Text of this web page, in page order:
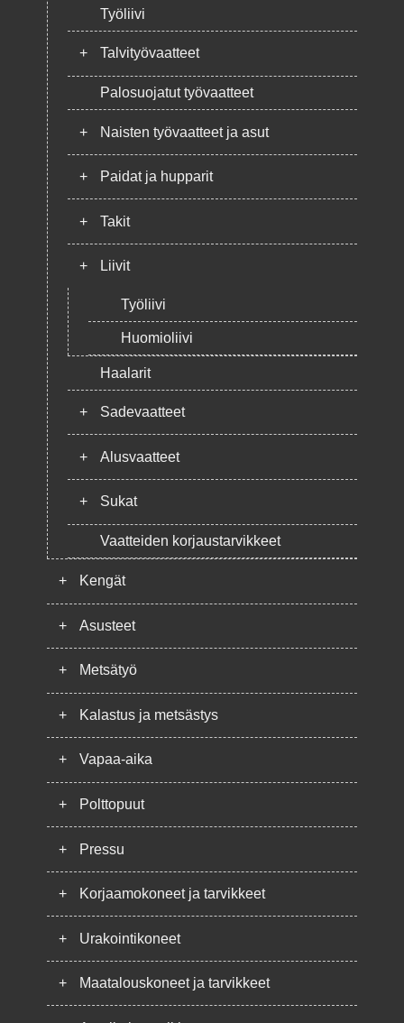
Työliivi
+ Talvityövaatteet
Palosuojatut työvaatteet
+ Naisten työvaatteet ja asut
+ Paidat ja hupparit
+ Takit
+ Liivit
Työliivi
Huomioliivi
Haalarit
+ Sadevaatteet
+ Alusvaatteet
+ Sukat
Vaatteiden korjaustarvikkeet
+ Kengät
+ Asusteet
+ Metsätyö
+ Kalastus ja metsästys
+ Vapaa-aika
+ Polttopuut
+ Pressu
+ Korjaamokoneet ja tarvikkeet
+ Urakointikoneet
+ Maatalouskoneet ja tarvikkeet